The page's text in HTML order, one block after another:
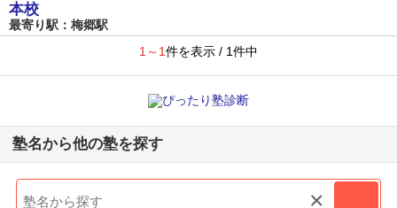
本校
最寄り駅：梅郷駅
1～1件を表示 / 1件中
塾名から他の塾を探す
×